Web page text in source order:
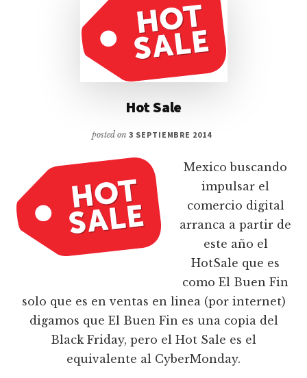
Hot Sale
posted on 3 SEPTIEMBRE 2014
Mexico buscando
impulsar el
comercio digital
arranca a partir de
este año el
HotSale que es
como El Buen Fin
solo que es en ventas en linea (por internet)
digamos que El Buen Fin es una copia del
Black Friday, pero el Hot Sale es el
equivalente al CyberMonday.